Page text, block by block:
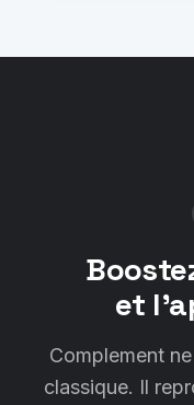
et
Complement
classique. Il